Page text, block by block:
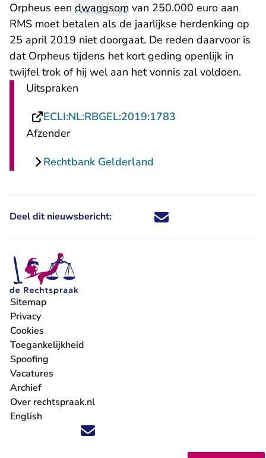
Orpheus een dwangsom van 250.000 euro aan
RMS moet betalen als de jaarlijkse herdenking op
25 april 2019 niet doorgaat. De reden daarvoor is
dat Orpheus tijdens het kort geding openlijk in
twijfel trok of hij wel aan het vonnis zal voldoen.
Uitspraken
ECLI:NL:RBGEL:2019:1783
Afzender
Rechtbank Gelderland
Deel dit nieuwsbericht: Deel dit nieuwsbericht via X -
Deel dit nieuwsbericht via
Deel dit nieuwsbericht
Deel dit
Volg ons op X (Twitter) - U verlaat Rechtspraak.nl
Volg ons op Facebook - U verlaat Rechtspraak.nl
Volg ons op Instagram - U verlaat Rechtspraak.nl
Volg ons op Youtube - U verlaat Rechtspraak.nl
Volg ons op LinkedIn - U verlaat
'Blijf op de hoogte' nieuwsbrief - U verlaat
Sitemap
Privacy
Cookies
Toegankelijkheid
Spoofing
Vacatures
- U verlaat Rechtspraak.nl
Archief
Over rechtspraak.nl
English